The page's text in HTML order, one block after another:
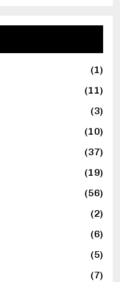
(1)
(11)
(3)
(10)
(37)
(19)
(56)
(2)
(6)
(5)
(7)